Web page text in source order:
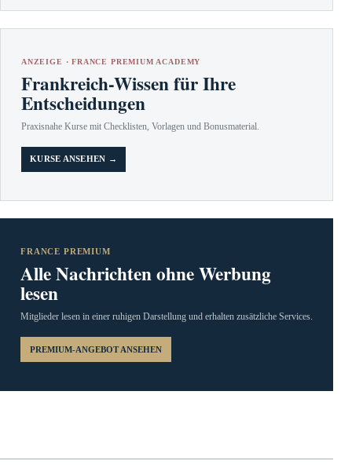
ANZEIGE · FRANCE PREMIUM ACADEMY
Frankreich-Wissen für Ihre
Entscheidungen
Praxisnahe Kurse mit Checklisten, Vorlagen und Bonusmaterial.
KURSE ANSEHEN →
FRANCE PREMIUM
Alle Nachrichten ohne Werbung
lesen
Mitglieder lesen in einer ruhigen Darstellung und erhalten zusätzliche Services.
PREMIUM-ANGEBOT ANSEHEN